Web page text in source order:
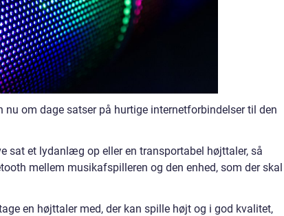
om dage satser på hurtige internetforbindelser til den
sat et lydanlæg op eller en transportabel højttaler, så
mellem musikafspilleren og den enhed, som der skal
en højttaler med, der kan spille højt og i god kvalitet,